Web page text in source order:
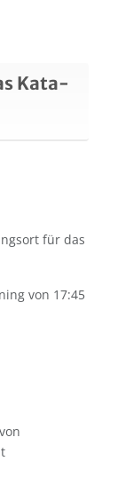
Kata-
für das
von 17:45